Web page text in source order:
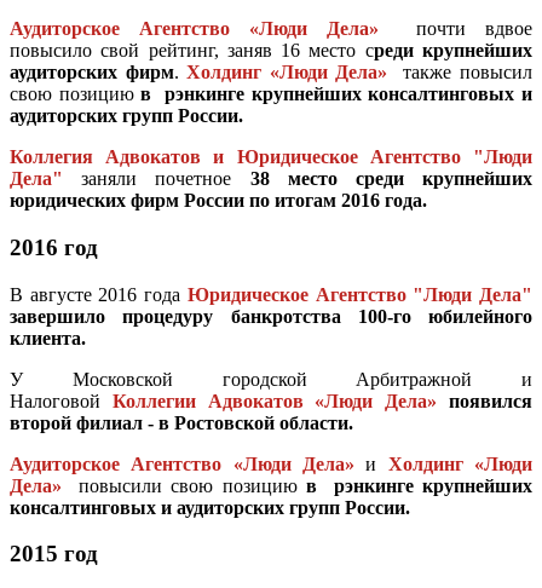
Аудиторское Агентство «Люди Дела» почти вдвое
повысило свой рейтинг, заняв 16 место среди крупнейших
аудиторских фирм.Холдинг «Люди Дела» также повысил
свою позициюв рэнкинге крупнейших консалтинговых и
аудиторских групп России.
Коллегия Адвокатов и Юридическое Агентство "Люди
Дела"
заняли почетное 38 место среди крупнейших
юридических фирм России по итогам 2016 года.
2016 год
В августе 2016 года Юридическое Агентство "Люди Дела"
завершило процедуру банкротства 100-го юбилейного
клиента.
У Московской городской Арбитражной и
Налоговой Коллегии Адвокатов «Люди Дела»появился
второй филиал - в Ростовской области.
Аудиторское Агентство «Люди Дела» и Холдинг «Люди
Дела» повысили свою позицию в рэнкинге крупнейших
консалтинговых и аудиторских групп России.
2015 год